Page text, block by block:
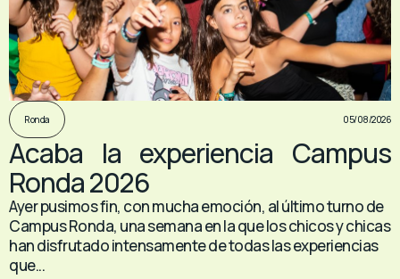
Ronda 05/08/2026
Acaba la experiencia Campus
Ronda 2026
Ayer pusimos fin, con mucha emoción, al último turno de
Campus Ronda, una semana en la que los chicos y chicas
han disfrutado intensamente de todas las experiencias
que...